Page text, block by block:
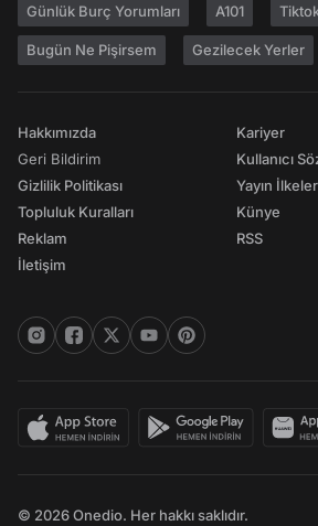
Günlük Burç Yorumları A101
Bugün Ne Pişirsem Gezilecek Yerler
Hakkımızda
Geri Bildirim
Gizlilik Politikası
Topluluk Kuralları
Reklam
İletişim
Kariyer
Kullanıcı
Yayın
Künye
RSS
© 2026 Onedio. Her hakkı saklıdır.